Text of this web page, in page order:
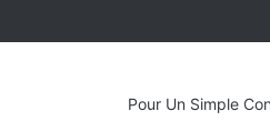
Pour Un Simple